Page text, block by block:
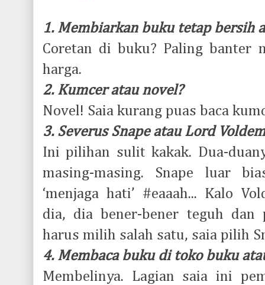
1. Membiarkan buku tetap bersih
Coretan di buku? Paling banter
harga.
2. Kumcer atau novel?
Novel! Saia kurang puas baca
3. Severus Snape atau Lord
Ini pilihan sulit kakak. Dua-
masing-masing. Snape luar
‘menjaga hati’ #eaaah... Kalo
dia, dia bener-bener teguh dan
harus milih salah satu, saia pilih
4. Membaca buku di toko buku
Membelinya. Lagian saia ini